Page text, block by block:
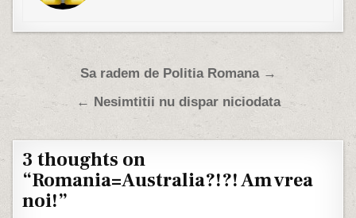
Post navigation
Sa radem de Politia Romana →
← Nesimtitii nu dispar niciodata
3 thoughts on
“Romania=Australia?!?! Am vrea
noi!”